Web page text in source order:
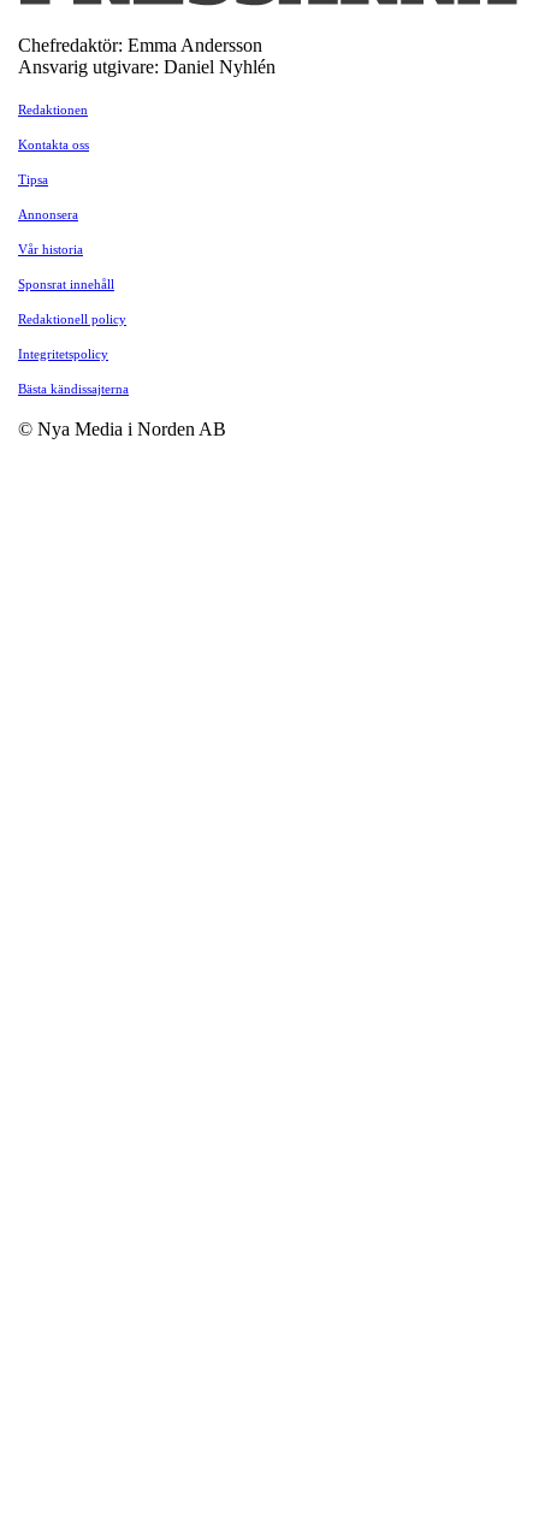
Chefredaktör: Emma Andersson
Ansvarig utgivare: Daniel Nyhlén
Redaktionen
Kontakta oss
Tipsa
Annonsera
Vår historia
Sponsrat innehåll
Redaktionell policy
Integritetspolicy
Bästa kändissajterna
© Nya Media i Norden AB